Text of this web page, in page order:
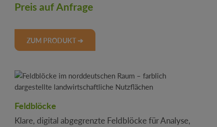
Preis auf Anfrage
ZUM PRODUKT ➔
Feldblöcke
Klare, digital abgegrenzte Feldblöcke für Analyse,